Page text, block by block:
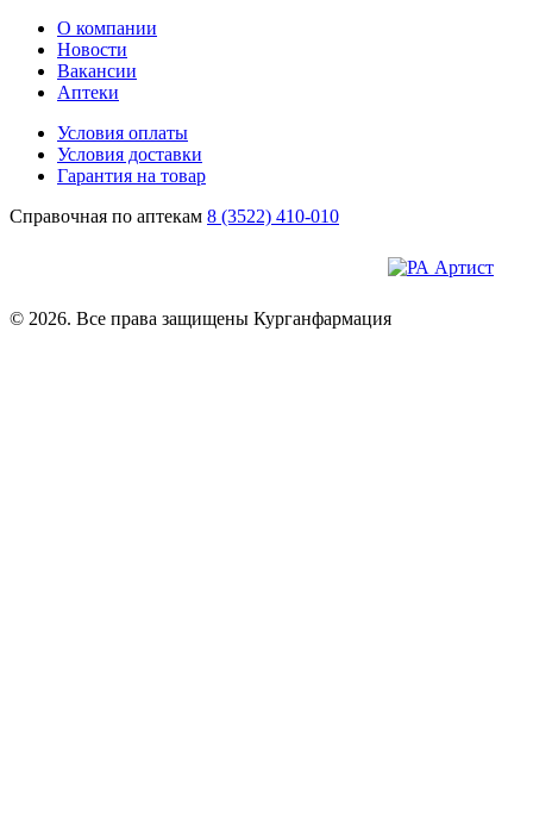
О компании
Новости
Вакансии
Аптеки
Условия оплаты
Условия доставки
Гарантия на товар
Справочная по аптекам 8 (3522) 410-010
© 2026. Все права защищены Курганфармация